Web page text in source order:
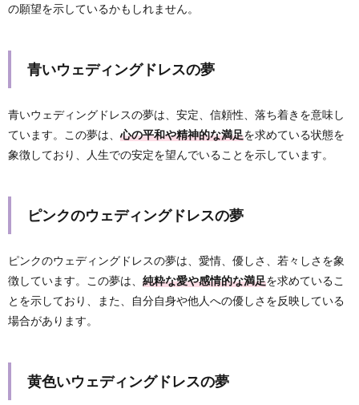
の願望を示しているかもしれません。
青いウェディングドレスの夢
青いウェディングドレスの夢は、安定、信頼性、落ち着きを意味し
ています。この夢は、 心の平和や精神的な満足を求めている状態を
象徴しており、人生での安定を望んでいることを示しています。
ピンクのウェディングドレスの夢
ピンクのウェディングドレスの夢は、愛情、優しさ、若々しさを象
徴しています。この夢は、 純粋な愛や感情的な満足を求めているこ
とを示しており、また、自分自身や他人への優しさを反映している
場合があります。
黄色いウェディングドレスの夢